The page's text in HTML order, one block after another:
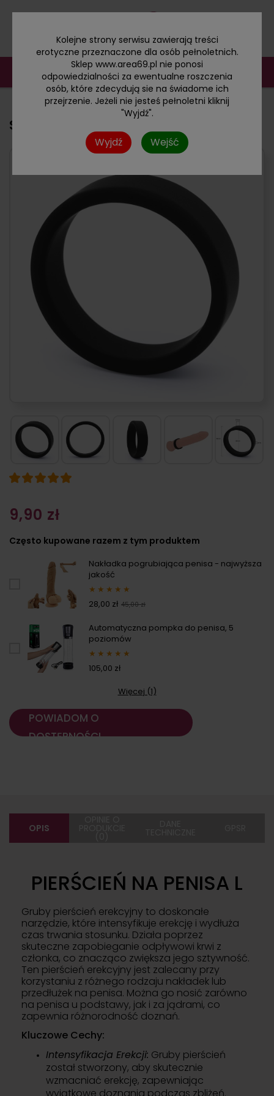
Kolejne strony serwisu zawierają treści
erotyczne przeznaczone dla osób pełnoletnich.
Sklep www.area69.pl nie ponosi
odpowiedzialności za ewentualne roszczenia
osób, które zdecydują sie na świadome ich
przejrzenie. Jeżeli nie jesteś pełnoletni kliknij
"Wyjdź".
Wyjdź Wejść
Silikonowy pierścień erekcyjny L
9,90 zł
Często kupowane razem z tym produktem
Nakładka pogrubiająca penisa - najwyższa
jakość
★ ★ ★ ★ ★
28,00 zł 45,00 zł
Automatyczna pompka do penisa, 5
poziomów
★ ★ ★ ★ ★
105,00 zł
Więcej (1)
POWIADOM O
DOSTĘPNOŚCI
OPIS
PIERŚCIEŃ NA PENISA L
Gruby pierścień erekcyjny to doskonałe
narzędzie, które intensyfikuje erekcję i wydłuża
czas trwania stosunku. Działa poprzez
skuteczne zapobieganie odpływowi krwi z
członka, co znacząco zwiększa jego sztywność.
Ten pierścień erekcyjny jest zalecany przy
korzystaniu z różnego rodzaju nakładek lub
przedłużek na penisa. Można go nosić zarówno
na penisa u podstawy, jak i za jądrami, co
zapewnia różnorodność doznań.
Kluczowe Cechy:
Intensyfikacja Erekcji: Gruby pierścień
został stworzony, aby skutecznie
wzmacniać erekcję, zapewniając